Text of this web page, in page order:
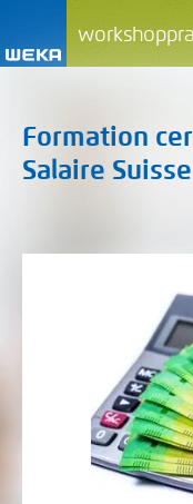
Formation
Salaire Suisse